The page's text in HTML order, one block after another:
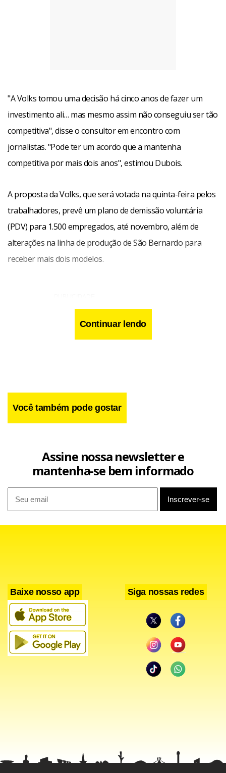
"A Volks tomou uma decisão há cinco anos de fazer um
investimento ali… mas mesmo assim não conseguiu ser tão
competitiva", disse o consultor em encontro com
jornalistas. "Pode ter um acordo que a mantenha
competitiva por mais dois anos", estimou Dubois.
A proposta da Volks, que será votada na quinta-feira pelos
trabalhadores, prevê um plano de demissão voluntária
(PDV) para 1.500 empregados, até novembro, além de
alterações na linha de produção de São Bernardo para
receber mais dois modelos.
cortar 3.600 postos até 2008. Trabalham na unidade 12 mil
pessoas, das quais 8 mil na produção.
Em Detroit, nos Estados Unidos, meca da indústria
automobilística mundial, as grandes montadoras também
estão procurando novos locais para a produção, por
acreditarem que há mais dificuldades em renovar uma
fábrica antiga que aumentar a produção em novas
Continuar lendo
Você também pode gostar
Assine nossa newsletter e
mantenha-se bem informado
Baixe nosso app Siga nossas redes